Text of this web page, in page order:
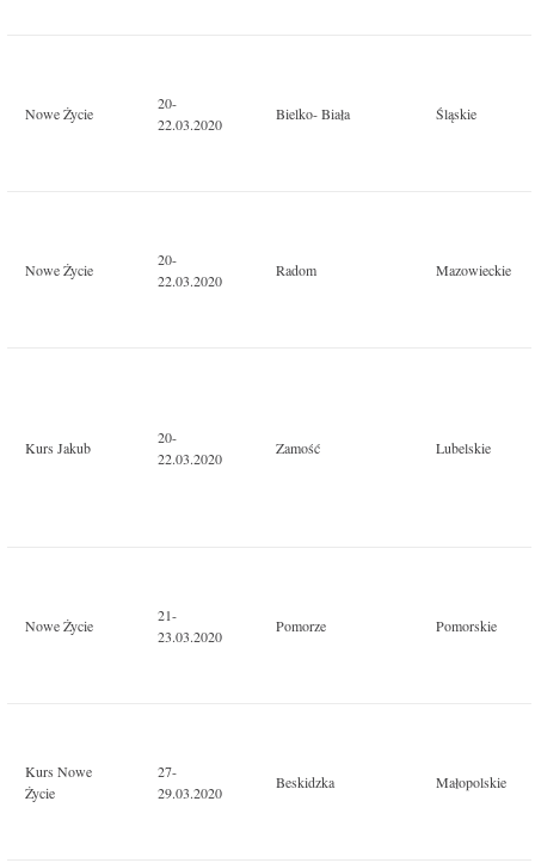
Nowe Życie
20-
22.03.2020
Bielko- Biała Śląskie
Nowe Życie
20-
22.03.2020
Radom Mazowieckie
Kurs Jakub
20-
22.03.2020
Zamość Lubelskie
Nowe Życie
21-
23.03.2020
Pomorze Pomorskie
Kurs Nowe
Życie
27-
29.03.2020
Beskidzka Małopolskie